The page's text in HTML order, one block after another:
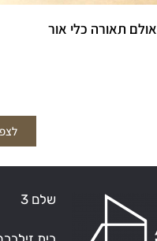
אולם תאורה כלי אור
שלם 3